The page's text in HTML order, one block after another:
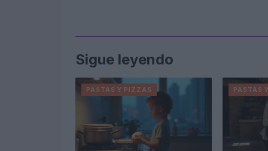
Sigue leyendo
PASTAS Y PIZZAS PASTAS